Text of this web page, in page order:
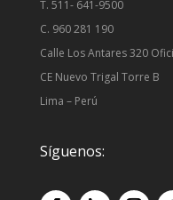
T. 511- 641-9500
C. 960 281 190
Calle Los Antares 320
CE Nuevo Trigal Torre B
Lima – Perú
Síguenos: